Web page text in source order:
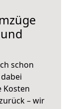
schon
Kosten
– wir